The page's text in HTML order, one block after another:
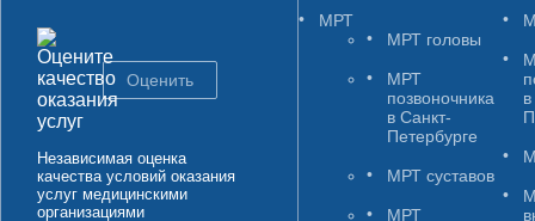
Оценить
Независимая оценка
качества условий оказания
услуг медицинскими
организациями
МРТ
МРТ головы
МРТ
позвоночника
в Санкт-
Петербурге
МРТ суставов
МРТ